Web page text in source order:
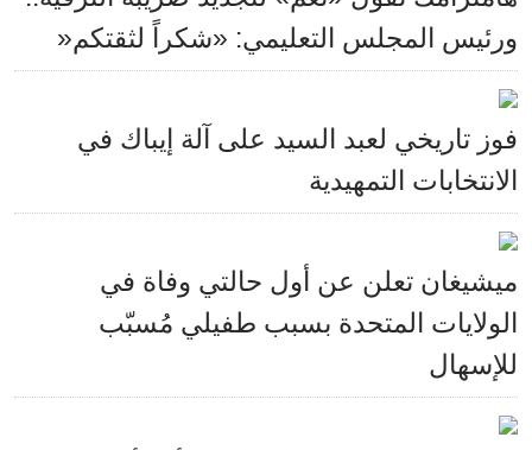
ورئيس المجلس التعليمي: «شكراً لثقتكم«
فوز تاريخي لعبد السيد على آلة إيباك في
الانتخابات التمهيدية
ميشيغان تعلن عن أول حالتي وفاة في
الولايات المتحدة بسبب طفيلي مُسبّب
للإسهال